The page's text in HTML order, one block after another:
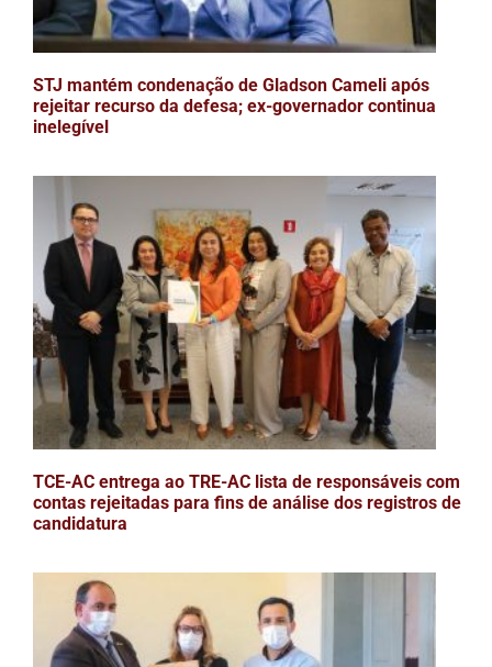
STJ mantém condenação de Gladson Cameli após
rejeitar recurso da defesa; ex-governador continua
inelegível
TCE-AC entrega ao TRE-AC lista de responsáveis com
contas rejeitadas para fins de análise dos registros de
candidatura